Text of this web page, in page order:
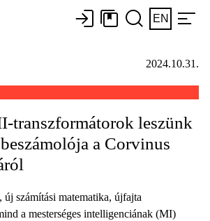
EN
2024.10.31.
transzformátorok leszünk
a Corvinus
számítási matematika, újfajta
a mesterséges intelligenciának (MI)